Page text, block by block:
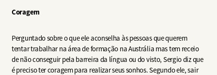
Coragem
Perguntado sobre o que ele aconselha às pessoas que querem
tentar trabalhar na área de formação na Austrália mas tem receio
de não conseguir pela barreira da língua ou do visto, Sergio diz que
é preciso ter coragem para realizar seus sonhos. Segundo ele, sair